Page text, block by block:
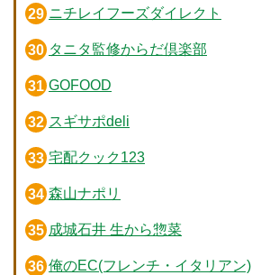
ニチレイフーズダイレクト
タニタ監修からだ倶楽部
GOFOOD
スギサポdeli
宅配クック123
森山ナポリ
成城石井 生から惣菜
俺のEC(フレンチ・イタリアン)